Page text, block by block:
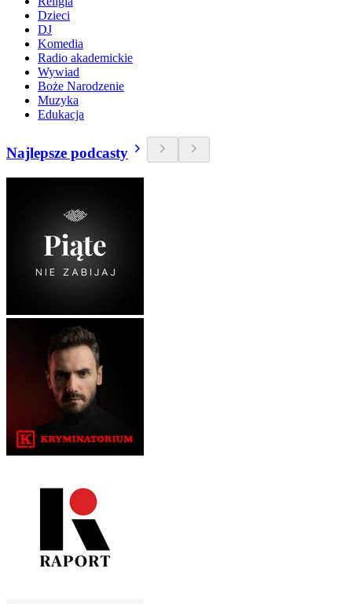
Dzieci
DJ
Komedia
Radio akademickie
Wywiad
Boże Narodzenie
Muzyka
Edukacja
Najlepsze podcasty